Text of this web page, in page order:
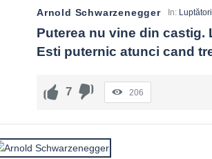
Arnold Schwarzenegger In: Luptători
Puterea nu vine din castig.
Esti puternic atunci cand
7 206